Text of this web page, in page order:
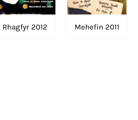
Rhagfyr 2012 Mehefin 2011